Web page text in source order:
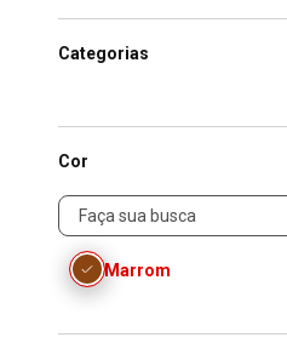
Categorias
Cor
Cor
Marrom